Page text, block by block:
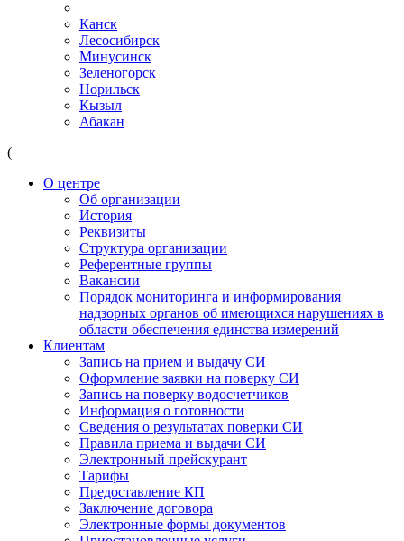
Канск
Лесосибирск
Минусинск
Зеленогорск
Норильск
Кызыл
Абакан
(
О центре
Об организации
История
Реквизиты
Структура организации
Референтные группы
Вакансии
Порядок мониторинга и информирования
надзорных органов об имеющихся нарушениях в
области обеспечения единства измерений
Клиентам
Запись на прием и выдачу СИ
Оформление заявки на поверку СИ
Запись на поверку водосчетчиков
Информация о готовности
Сведения о результатах поверки СИ
Правила приема и выдачи СИ
Электронный прейскурант
Тарифы
Предоставление КП
Заключение договора
Электронные формы документов